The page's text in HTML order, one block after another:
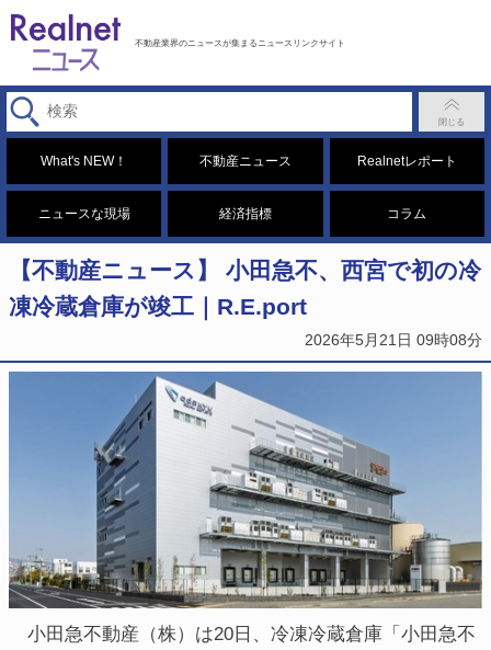
不動産業界のニュースが集まるニュースリンクサイト
What's NEW！ 不動産ニュース Realnetレポート
ニュースな現場 経済指標 コラム
【不動産ニュース】 小田急不、西宮で初の冷
凍冷蔵倉庫が竣工｜R.E.port
2026年5月21日 09時08分
小田急不動産（株）は20日、冷凍冷蔵倉庫「小田急不